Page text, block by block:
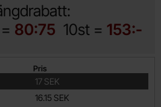
80:75 10st = 153:-
Pris
17 SEK
16.15 SEK